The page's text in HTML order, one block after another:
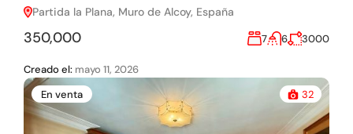
Partida la Plana, Muro de Alcoy, España
350,000 7 6 3000
Creado el: mayo 11, 2026
En venta
32